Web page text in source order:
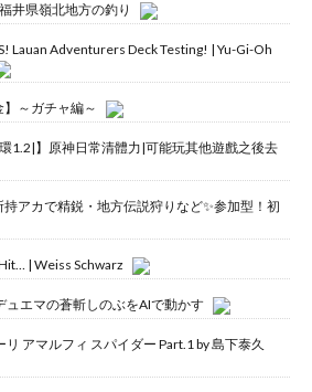
井県嶺北地方の釣り
Lauan Adventurers Deck Testing! | Yu-Gi-Oh
～ガチャ編～
1.2|】原神日常清體力|可能玩其他遊戲之後去
持アカで精鋭・地方伝説狩りなど✨参加型！初
| Weiss Schwarz
ュエマの蒼斬しのぶをAIで動かす
アマルフィ スパイダー Part.1 by 島下泰久